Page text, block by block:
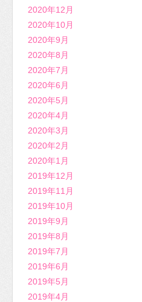
2020年12月
2020年10月
2020年9月
2020年8月
2020年7月
2020年6月
2020年5月
2020年4月
2020年3月
2020年2月
2020年1月
2019年12月
2019年11月
2019年10月
2019年9月
2019年8月
2019年7月
2019年6月
2019年5月
2019年4月